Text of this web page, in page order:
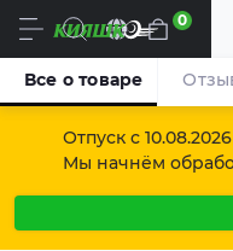
Отпуск с
Мы начнём
Ru 0
Все о товаре